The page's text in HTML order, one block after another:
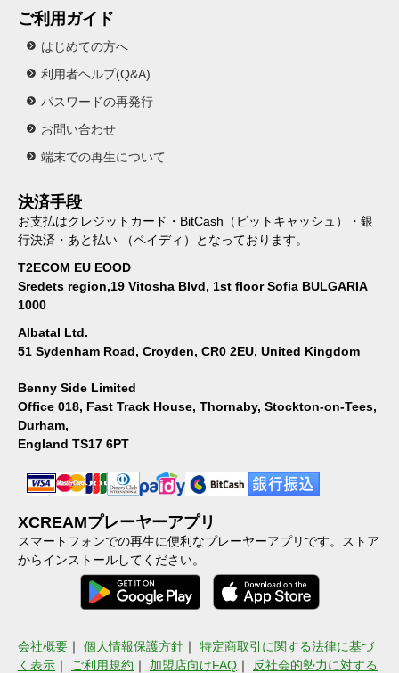
ご利用ガイド
はじめての方へ
利用者ヘルプ(Q&A)
パスワードの再発行
お問い合わせ
端末での再生について
決済手段
お支払はクレジットカード・BitCash（ビットキャッシュ）・銀
行決済・あと払い （ペイディ）となっております。
T2ECOM EU EOOD
Sredets region,19 Vitosha Blvd, 1st floor Sofia BULGARIA
1000
Albatal Ltd.
51 Sydenham Road, Croyden, CR0 2EU, United Kingdom
Benny Side Limited
Office 018, Fast Track House, Thornaby, Stockton-on-Tees,
Durham,
England TS17 6PT
XCREAMプレーヤーアプリ
スマートフォンでの再生に便利なプレーヤーアプリです。ストア
からインストールしてください。
会社概要 ｜ 個人情報保護方針 ｜ 特定商取引に関する法律に基づ
く表示 ｜ ご利用規約 ｜ 加盟店向けFAQ ｜ 反社会的勢力に対する